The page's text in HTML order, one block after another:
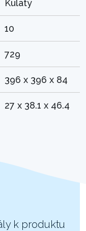
Kulatý
10
729
396 x 396 x 84
27 x 38.1 x 46.4
k produktu